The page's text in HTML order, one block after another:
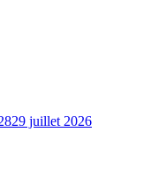
29 juillet 2026